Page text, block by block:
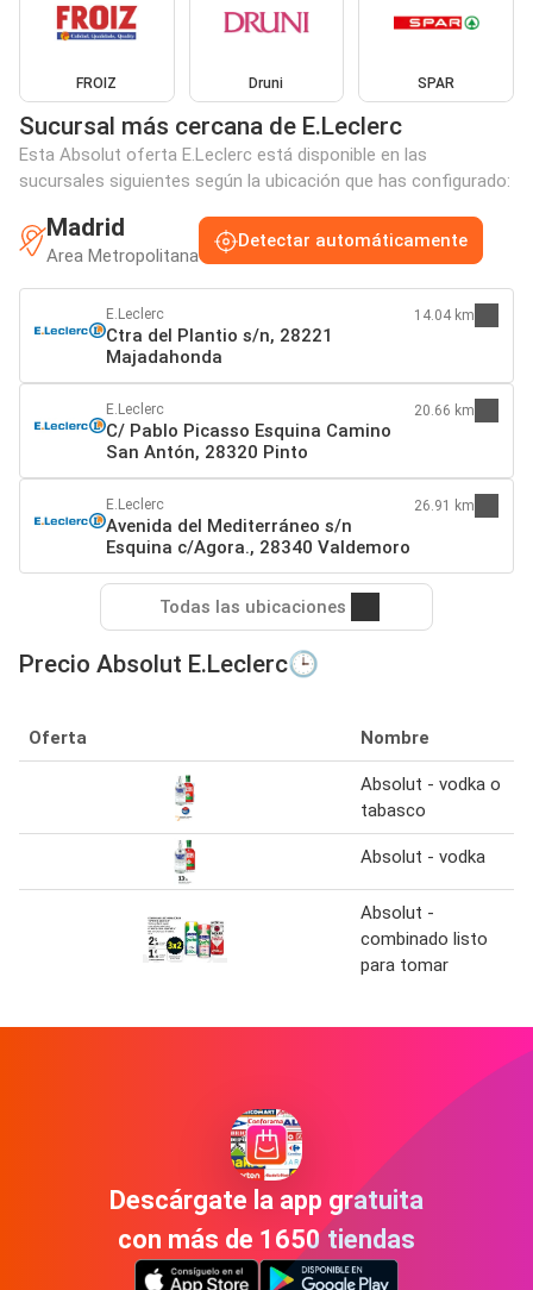
FROIZ Druni SPAR
Sucursal más cercana de E.Leclerc
Esta Absolut oferta E.Leclerc está disponible en las
sucursales siguientes según la ubicación que has configurado:
Madrid
Area Metropolitana
Detectar automáticamente
E.Leclerc
Ctra del Plantio s/n, 28221
Majadahonda
14.04 km
E.Leclerc
C/ Pablo Picasso Esquina Camino
San Antón, 28320 Pinto
20.66 km
E.Leclerc
Avenida del Mediterráneo s/n
Esquina c/Agora., 28340 Valdemoro
26.91 km
Todas las ubicaciones
Precio Absolut E.Leclerc🕒
Oferta Nombre
Absolut - vodka o
tabasco
Absolut - vodka
Absolut -
combinado listo
para tomar
Descárgate la app gratuita
con más de 1650 tiendas